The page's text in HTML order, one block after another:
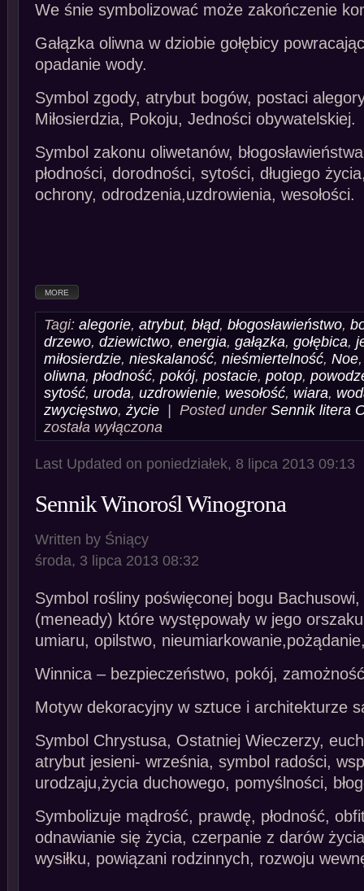
We śnie symbolizować może zakończenie
Gałązka oliwna w dziobie gołębicy
opadanie wody.
Symbol zgody, atrybut bogów, postaci
Miłosierdzia, Pokoju, Jedności obywatelskiej.
Symbol zakonu oliwetanów,
płodności, dorodności, sytości, długiego
ochrony, odrodzenia,uzdrowienia, wesołości.
MORE
Tagi: alegorie, atrybut, błąd, błogosławieństwo,
drzewo, dziewictwo, energia, gałązka, gołębica,
miłosierdzie, nieskalaność, nieśmiertelność, Noe
oliwna, płodność, pokój, postacie, potop,
sytość, uroda, uzdrowienie, wesołość, wiara,
zwycięstwo, życie | Posted under Sennik litera
Sennik
Oliwka
Drzewo
została wyłączona
Last Updated on poniedziałek, 8 lipca 2013 09:13
Sennik Winorośl Winogrona
Written by Śniący
środa, 3 lipca 2013 08:32
Symbol rośliny poświęconej bogu
(meneady) które występowały w jego
umiaru, opilstwo,
Winnica – bezpieczeństwo, pokój,
Motyw dekoracyjny w sztuce i architekturze
Symbol Chrystusa, Ostatniej Wieczerzy,
atrybut jesieni- września, symbol radości,
urodzaju,życia duchowego, pomyślności,
Symbolizuje mądrość, prawdę, płodność,
odnawianie się życia, czerpanie z darów
wysiłku, powiązani rodzinnych, rozwoju